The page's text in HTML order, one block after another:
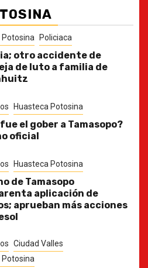
Potosina Policiaca
otro accidente de
de luto a familia de
Huasteca Potosina
el gober a Tamasopo?
oficial
Huasteca Potosina
de Tamasopo
aplicación de
aprueban más acciones
Ciudad Valles
Potosina